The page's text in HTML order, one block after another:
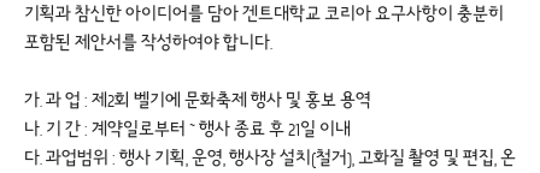
기획과 참신한 아이디어를 담아 겐트대학교 코리아 요구사항이 충분히
포함된 제안서를 작성하여야 합니다.
가. 과 업 : 제2회 벨기에 문화축제 행사 및 홍보 용역
나. 기 간 : 계약일로부터 ~ 행사 종료 후 21일 이내
다. 과업범위 : 행사 기획, 운영, 행사장 설치(철거), 고화질 촬영 및 편집, 온